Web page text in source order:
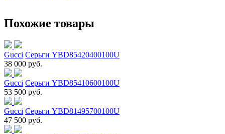
Похожие товары
Gucci Серьги YBD85420400100U
38 000 руб.
Gucci Серьги YBD85410600100U
53 500 руб.
Gucci Серьги YBD81495700100U
47 500 руб.